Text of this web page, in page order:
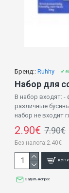
Бренд:: Ruhhy ✔
В набор входят: -
различные
набор не входит
2.90€ 7.90€
Без налога:2.40€
Задать вопрос